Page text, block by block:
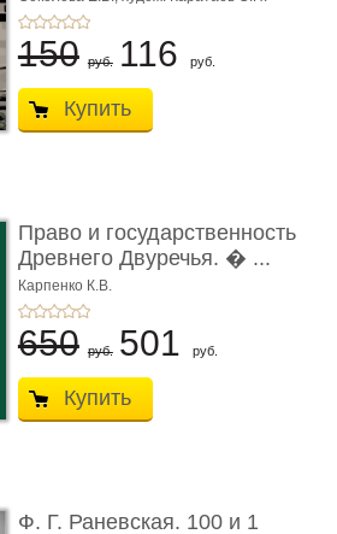
150 руб. 116 руб.
Купить
Право и государственность
Древнего Двуречья. � ...
Карпенко К.В.
650 руб. 501 руб.
Купить
Ф. Г. Раневская. 100 и 1